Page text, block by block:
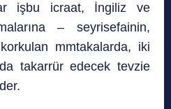
işbu icraat, İngiliz ve
– seyrisefainin,
mmtakalarda, iki
takarrür edecek tevzie